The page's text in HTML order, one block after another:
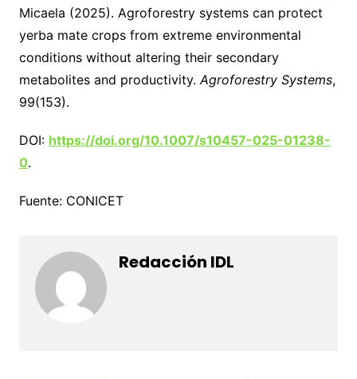
Micaela (2025). Agroforestry systems can protect
yerba mate crops from extreme environmental
conditions without altering their secondary
metabolites and productivity.Agroforestry Systems,
99(153).
DOI: https://doi.org/10.1007/s10457-025-01238-
0.
Fuente: CONICET
Redacción IDL